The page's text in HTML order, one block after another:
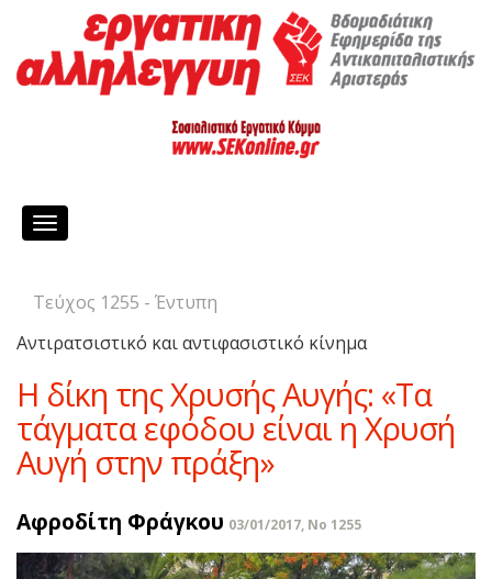
Toggle
Τεύχος 1255 - Έντυπη
Αντιρατσιστικό και αντιφασιστικό κίνημα
Η δίκη της Χρυσής Αυγής: «Τα
τάγματα εφόδου είναι η Χρυσή
Αυγή στην πράξη»
Αφροδίτη Φράγκου 03/01/2017, No 1255